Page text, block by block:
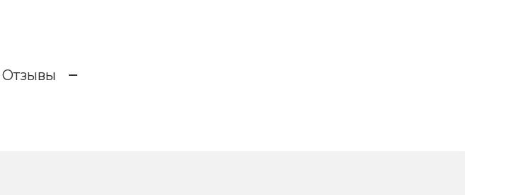
Отзывы